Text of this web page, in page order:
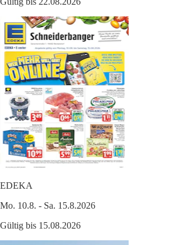
EDEKA
Mo. 10.8. - Sa. 15.8.2026
Gültig bis 15.08.2026